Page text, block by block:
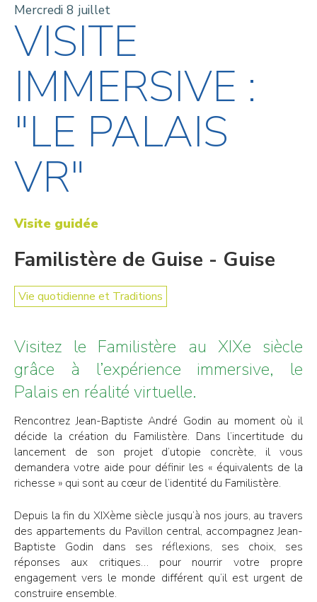
Mercredi 8 juillet
VISITE
IMMERSIVE :
"LE PALAIS
VR"
Visite guidée
Familistère de Guise - Guise
Vie quotidienne et Traditions
Visitez le Familistère au XIXe siècle
grâce à l’expérience immersive, le
Palais en réalité virtuelle.
Rencontrez Jean-Baptiste André Godin au moment où il
décide la création du Familistère. Dans l’incertitude du
lancement de son projet d’utopie concrète, il vous
demandera votre aide pour définir les « équivalents de la
richesse » qui sont au cœur de l’identité du Familistère.
Depuis la fin du XIXème siècle jusqu’à nos jours, au travers
des appartements du Pavillon central, accompagnez Jean-
Baptiste Godin dans ses réflexions, ses choix, ses
réponses aux critiques… pour nourrir votre propre
engagement vers le monde différent qu’il est urgent de
construire ensemble.